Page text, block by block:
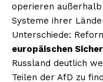
operieren
Systeme ihrer
Unterschiede:
europäischen
Russland deutlich
Teilen der AfD zu